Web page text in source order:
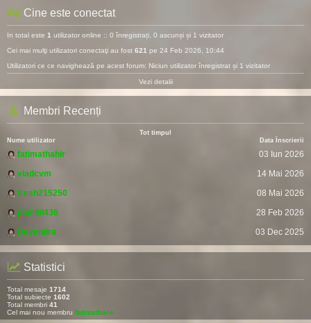
Cine este conectat
In total este 1 utilizator online :: 0 înregistrați, 0 ascunși și 1 vizitator
Cei mai mulţi utilizatori conectaţi au fost 621 pe 24 Feb 2026, 10:44
Utilizatori ce ce navighează pe acest forum: Niciun utilizator înregistrat și 1 vizitator
Vezi detalii
Membri Recenți
Tot timpul
Nume utilizator
Data Înscrierii
fatimathahir
03 Iun 2026
vladcvm
14 Mai 2026
fresh215250
08 Mai 2026
pomitil436
28 Feb 2026
Devendra
03 Dec 2025
Statistici
Total mesaje 1714
Total subiecte 1602
Total membri 41
Cel mai nou membru fatimathahir